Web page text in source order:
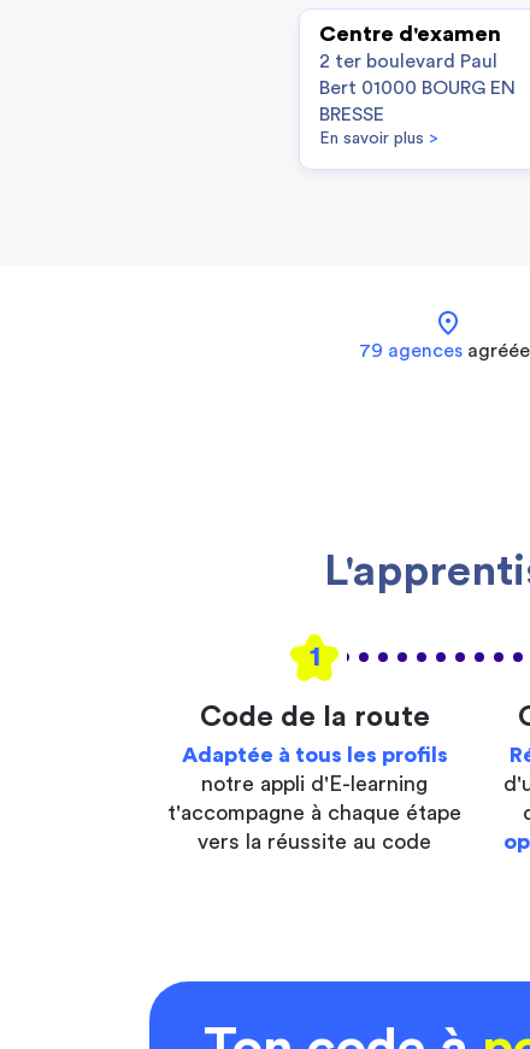
Centre d'examen
2 ter boulevard Paul
Bert 01000 BOURG EN
BRESSE
En savoir plus >
location_on
79 agences
1
Code de la route
Adaptée à tous les profils
notre appli d'E-learning
t'accompagne à chaque étape
vers la réussite au code